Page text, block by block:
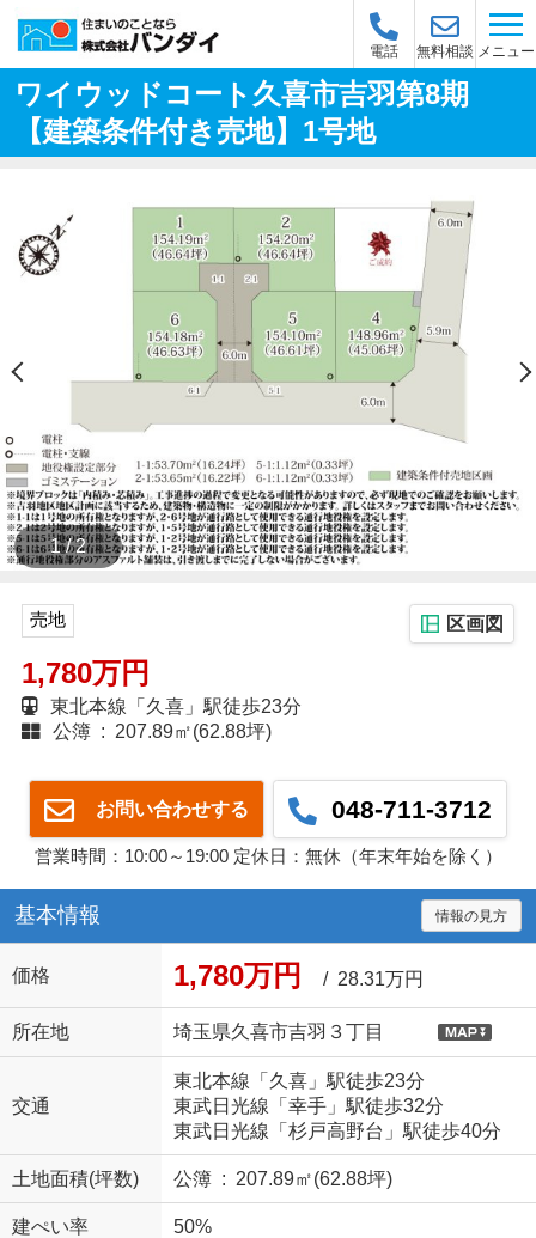
電話 無料相談 メニュー
ワイウッドコート久喜市吉羽第8期
【建築条件付き売地】1号地
1 / 2
売地 区画図
1,780万円
東北本線「久喜」駅徒歩23分
公簿 : 207.89㎡(62.88坪)
お問い合わせする 048-711-3712
営業時間：10:00～19:00 定休日：無休（年末年始を除く）
基本情報 情報の見方
価格 1,780万円 / 28.31万円
所在地 埼玉県久喜市吉羽３丁目
交通
東北本線「久喜」駅徒歩23分
東武日光線「幸手」駅徒歩32分
東武日光線「杉戸高野台」駅徒歩40分
土地面積(坪数) 公簿 : 207.89㎡(62.88坪)
建ぺい率 50%